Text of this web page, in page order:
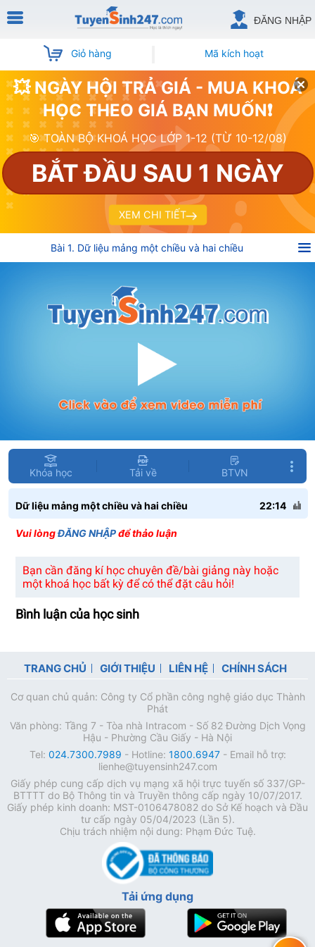
ĐĂNG NHẬP
Giỏ hàng Mã kích hoạt
💥 NGÀY HỘI TRẢ GIÁ - MUA KHOÁ
HỌC THEO GIÁ BẠN MUỐN❗
🎯 TOÀN BỘ KHOÁ HỌC LỚP 1-12 (TỪ 10-12/08)
BẮT ĐẦU SAU 1 NGÀY
XEM CHI TIẾT
Bài 1. Dữ liệu mảng một chiều và hai chiều
Khóa học Tải về BTVN
Dữ liệu mảng một chiều và hai chiều 22:14
Vui lòngĐĂNG NHẬPđể thảo luận
Bạn cần đăng kí học chuyên đề/bài giảng này hoặc
một khoá học bất kỳ để có thể đặt câu hỏi!
Bình luận của học sinh
TRANG CHỦ GIỚI THIỆU LIÊN HỆ CHÍNH SÁCH
Cơ quan chủ quản: Công ty Cổ phần công nghệ giáo dục Thành
Phát
Văn phòng: Tầng 7 - Tòa nhà Intracom - Số 82 Đường Dịch Vọng
Hậu - Phường Cầu Giấy - Hà Nội
Tel: 024.7300.7989 - Hotline: 1800.6947- Email hỗ trợ:
lienhe@tuyensinh247.com
Giấy phép cung cấp dịch vụ mạng xã hội trực tuyến số 337/GP-
BTTTT do Bộ Thông tin và Truyền thông cấp ngày 10/07/2017.
Giấy phép kinh doanh: MST-0106478082 do Sở Kế hoạch và Đầu
tư cấp ngày 05/04/2023 (Lần 5).
Chịu trách nhiệm nội dung: Phạm Đức Tuệ.
Tải ứng dụng